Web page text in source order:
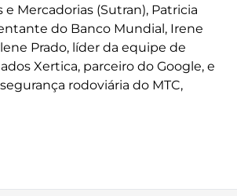
e Mercadorias (Sutran), Patricia
do Banco Mundial, Irene
Prado, líder da equipe de
Xertica, parceiro do Google, e
rodoviária do MTC,